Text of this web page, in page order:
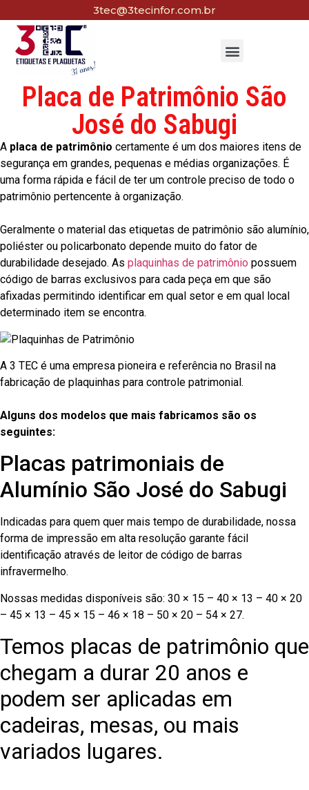
3tec@3tecinfor.com.br
Placa de Patrimônio São
José do Sabugi
A placa de patrimônio certamente é um dos maiores itens de
segurança em grandes, pequenas e médias organizações. É
uma forma rápida e fácil de ter um controle preciso de todo o
patrimônio pertencente à organização.
Geralmente o material das etiquetas de patrimônio são alumínio,
poliéster ou policarbonato depende muito do fator de
durabilidade desejado. As plaquinhas de patrimônio possuem
código de barras exclusivos para cada peça em que são
afixadas permitindo identificar em qual setor e em qual local
determinado item se encontra.
A 3 TEC é uma empresa pioneira e referência no Brasil na
fabricação de plaquinhas para controle patrimonial.
Alguns dos modelos que mais fabricamos são os
seguintes:
Placas patrimoniais de
Alumínio São José do Sabugi
Indicadas para quem quer mais tempo de durabilidade, nossa
forma de impressão em alta resolução garante fácil
identificação através de leitor de código de barras
infravermelho.
Nossas medidas disponíveis são: 30 × 15 – 40 × 13 – 40 × 20
– 45 × 13 – 45 × 15 – 46 × 18 – 50 × 20 – 54 × 27.
Temos placas de patrimônio que
chegam a durar 20 anos e
podem ser aplicadas em
cadeiras, mesas, ou mais
variados lugares.